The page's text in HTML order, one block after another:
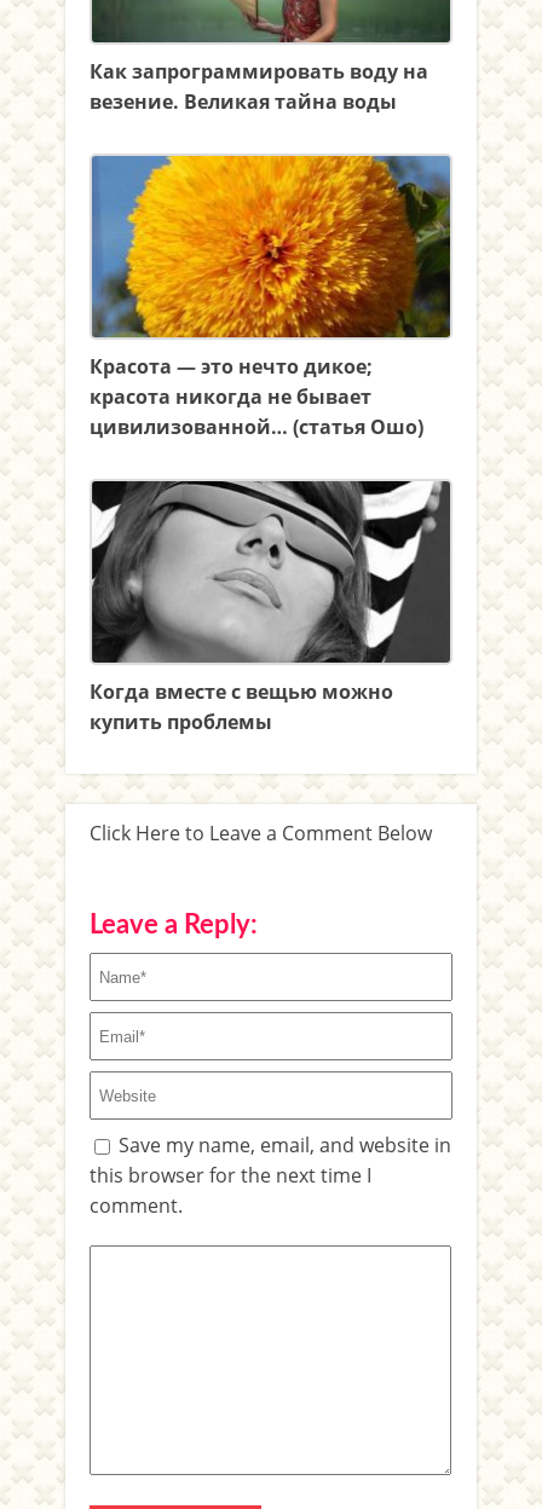
Как запрограммировать воду на
везение. Великая тайна воды
Красота — это нечто дикое;
красота никогда не бывает
цивилизованной… (статья Ошо)
Когда вместе с вещью можно
купить проблемы
Click Here to Leave a Comment Below
Leave a Reply:
Save my name, email, and website in
this browser for the next time I
comment.